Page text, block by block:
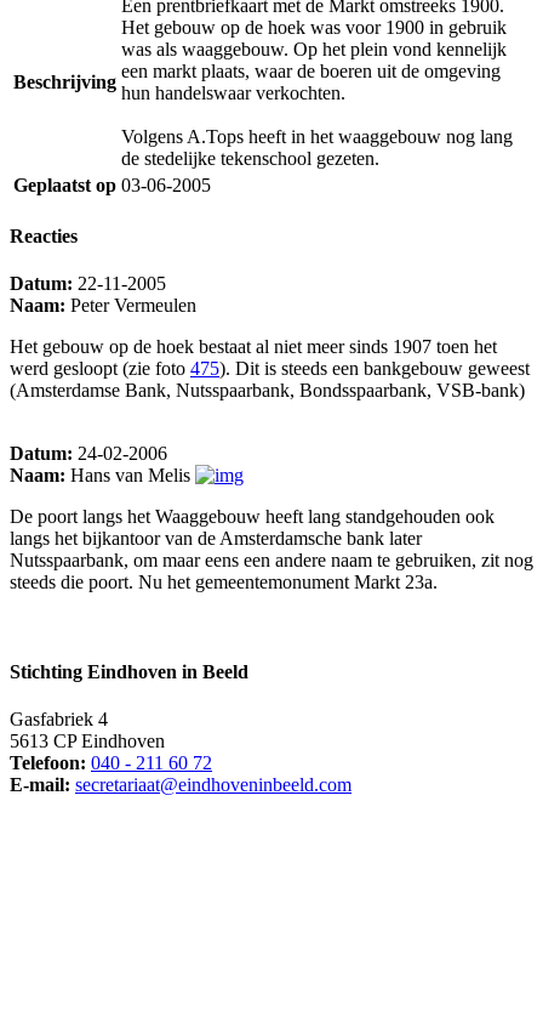
Beschrijving
Een prentbriefkaart met de Markt omstreeks 1900.
Het gebouw op de hoek was voor 1900 in gebruik
was als waaggebouw. Op het plein vond kennelijk
een markt plaats, waar de boeren uit de omgeving
hun handelswaar verkochten.
Volgens A.Tops heeft in het waaggebouw nog lang
de stedelijke tekenschool gezeten.
Geplaatst op 03-06-2005
Reacties
Datum: 22-11-2005
Naam: Peter Vermeulen
Het gebouw op de hoek bestaat al niet meer sinds 1907 toen het
werd gesloopt (zie foto 475). Dit is steeds een bankgebouw geweest
(Amsterdamse Bank, Nutsspaarbank, Bondsspaarbank, VSB-bank)
Datum: 24-02-2006
Naam: Hans van Melis
De poort langs het Waaggebouw heeft lang standgehouden ook
langs het bijkantoor van de Amsterdamsche bank later
Nutsspaarbank, om maar eens een andere naam te gebruiken, zit nog
steeds die poort. Nu het gemeentemonument Markt 23a.
Stichting Eindhoven in Beeld
Gasfabriek 4
5613 CP Eindhoven
Telefoon: 040 - 211 60 72
E-mail: secretariaat@eindhoveninbeeld.com